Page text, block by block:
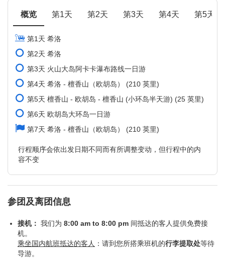
概览 第1天 第2天 第3天 第4天 第5天
第1天 希洛
第2天 希洛
第3天 火山大岛阿卡卡瀑布路线一日游
第4天 希洛 - 檀香山（欧胡岛） (210 英里)
第5天 檀香山 - 欧胡岛 - 檀香山 (小环岛半天游) (25 英里)
第6天 欧胡岛大环岛一日游
第7天 希洛 - 檀香山（欧胡岛） (210 英里)
行程顺序会依出发日期不同而有所调整变动，但行程中的内
容不变
参团及离团信息
接机： 我们为 8:00 am to 8:00 pm 间抵达的客人提供免费接
机。
乘坐国内航班抵达的客人 ：请到您所搭乘班机的行李提取处等待
导游。